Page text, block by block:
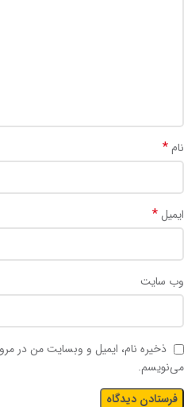
نام*
ایمیل*
وب‌ سایت
ذخیره نام، ایمیل و وبسایت من در
می‌نویسم.